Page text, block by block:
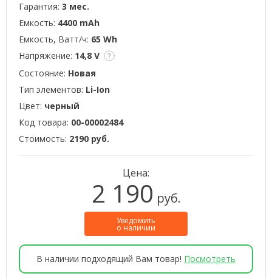
Гарантия: 3 мес.
Емкость: 4400 mAh
Емкость, Ватт/ч: 65 Wh
Напряжение: 14,8 V
Состояние: Новая
Тип элементов: Li-Ion
Цвет: черный
Код товара: 00-00002484
Стоимость: 2190 руб.
Цена:
2 190 руб.
Уведомить
о наличии
В наличии подходящий Вам товар! Посмотреть